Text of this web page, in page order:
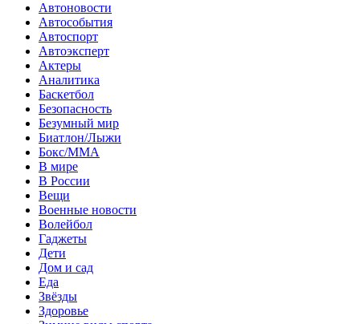
Автоновости
Автособытия
Автоспорт
Автоэксперт
Актеры
Аналитика
Баскетбол
Безопасность
Безумный мир
Биатлон/Лыжи
Бокс/MMA
В мире
В России
Вещи
Военные новости
Волейбол
Гаджеты
Дети
Дом и сад
Еда
Звёзды
Здоровье